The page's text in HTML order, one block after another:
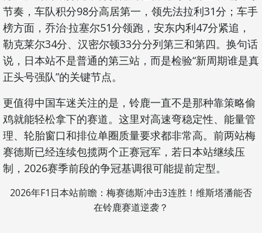
节奏，车队积分98分高居第一，领先法拉利31分；车手
榜方面，乔治·拉塞尔51分领跑，安东内利47分紧追，
勒克莱尔34分、汉密尔顿33分分列第三和第四。换句话
说，日本站不是普通的第三站，而是检验“新周期谁是真
正头号强队”的关键节点。
更值得中国车迷关注的是，铃鹿一直不是那种靠策略偷
鸡就能轻松拿下的赛道。这里对高速弯稳定性、能量管
理、轮胎窗口和排位单圈质量要求都非常高。前两站梅
赛德斯已经连续包揽两个正赛冠军，若日本站继续压
制，2026赛季前段的争冠基调很可能提前定型。
2026年F1日本站前瞻：梅赛德斯冲击3连胜！维斯塔潘能否
在铃鹿赛道逆袭？